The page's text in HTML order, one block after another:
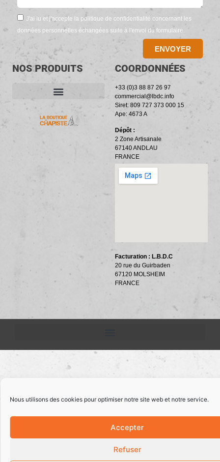
Nous utilisons des cookies pour optimiser notre site web et notre service.
Accepter
Refuser
J'ai lu et j'accepte la politique de confidentialité concernant les
données personnelles échangées suite à l'envoi du formulaire.
ENVOYER
NOS PRODUITS COORDONNÉES
+33 (0)3 88 87 26 97
commercial@lbdc.info
Siret: 809 727 373 000 15
Ape: 4673 A
Dépôt :
2 Zone Artisanale
67140 ANDLAU
FRANCE
Facturation : L.B.D.C
20 rue du Guirbaden
67120 MOLSHEIM
FRANCE